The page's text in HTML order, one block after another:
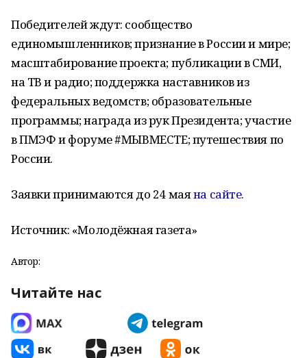
Победителей ждут: сообщество
единомышленников; признание в России и мире;
масштабирование проекта; публикации в СМИ,
на ТВ и радио; поддержка наставников из
федеральных ведомств; образовательные
программы; награда из рук Президента; участие
в ПМЭФ и форуме #МЫВМЕСТЕ; путешествия по
России.
Заявки принимаются до 24 маяна сайте.
Источник: «Молодёжная газета»
Автор:
Читайте нас